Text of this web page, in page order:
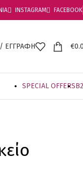
INSTAGRAM FACEBOOK
ΕΓΓΡΑΦΗ €
SPECIAL OFFERS